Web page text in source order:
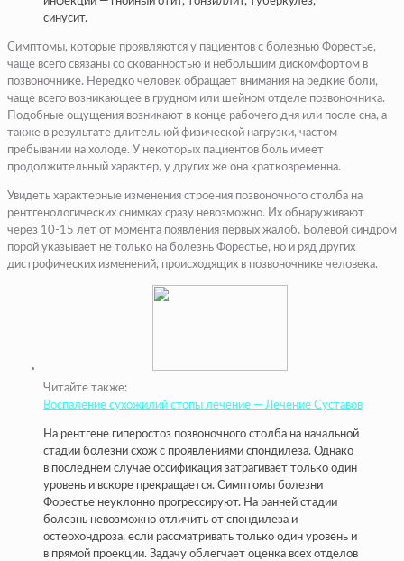
синусит.
Симптомы, которые проявляются у пациентов с болезнью Форестье,
чаще всего связаны со скованностью и небольшим дискомфортом в
позвоночнике. Нередко человек обращает внимания на редкие боли,
чаще всего возникающее в грудном или шейном отделе позвоночника.
Подобные ощущения возникают в конце рабочего дня или после сна, а
также в результате длительной физической нагрузки, частом
пребывании на холоде. У некоторых пациентов боль имеет
продолжительный характер, у других же она кратковременна.
Увидеть характерные изменения строения позвоночного столба на
рентгенологических снимках сразу невозможно. Их обнаруживают
через 10-15 лет от момента появления первых жалоб. Болевой синдром
порой указывает не только на болезнь Форестье, но и ряд других
дистрофических изменений, происходящих в позвоночнике человека.
Читайте также:
Воспаление сухожилий стопы лечение — Лечение Суставов
На рентгене гиперостоз позвоночного столба на начальной
стадии болезни схож с проявлениями спондилеза. Однако
в последнем случае оссификация затрагивает только один
уровень и вскоре прекращается. Симптомы болезни
Форестье неуклонно прогрессируют. На ранней стадии
болезнь невозможно отличить от спондилеза и
остеохондроза, если рассматривать только один уровень и
в прямой проекции. Задачу облегчает оценка всех отделов